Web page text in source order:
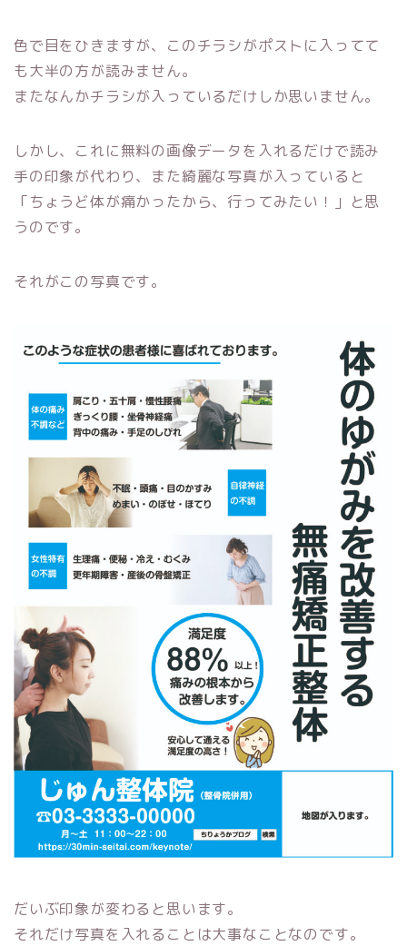
色で目をひきますが、このチラシがポストに入ってて
も大半の方が読みません。
またなんかチラシが入っているだけしか思いません。
しかし、これに無料の画像データを入れるだけで読み
手の印象が代わり、また綺麗な写真が入っていると
「ちょうど体が痛かったから、行ってみたい！」と思
うのです。
それがこの写真です。
だいぶ印象が変わると思います。
それだけ写真を入れることは大事なことなのです。